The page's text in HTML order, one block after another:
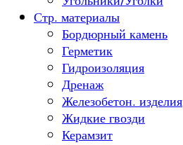
Стр. материалы
Бордюрный камень
Герметик
Гидроизоляция
Дренаж
Железобетон. изделия
Жидкие гвозди
Керамзит